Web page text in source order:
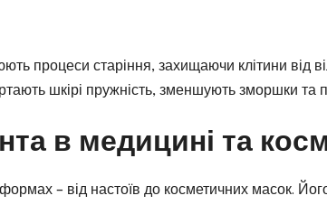
процеси старіння, захищаючи клітини від
шкірі пружність, зменшують зморшки та
в медицині та
– від настоїв до косметичних масок.